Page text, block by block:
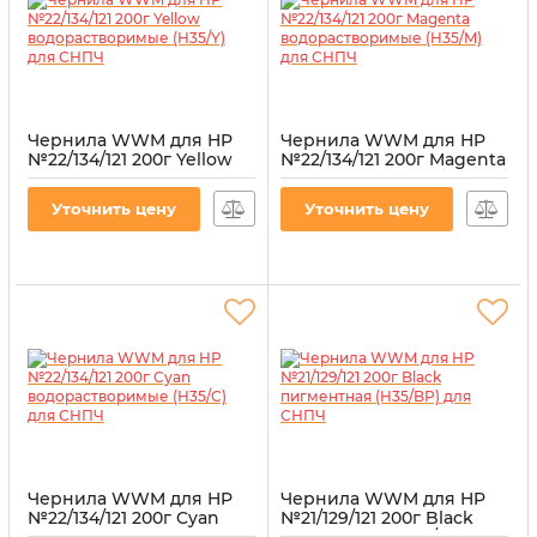
Чернила WWM для HP
№22/134/121 200г Yellow
водорастворимые
Уточнить цену
Чернила WWM для HP
№22/134/121 200г Magenta
водорастворимые
Уточнить цену
Чернила WWM для HP
№22/134/121 200г Cyan
Чернила WWM для HP
№21/129/121 200г Black